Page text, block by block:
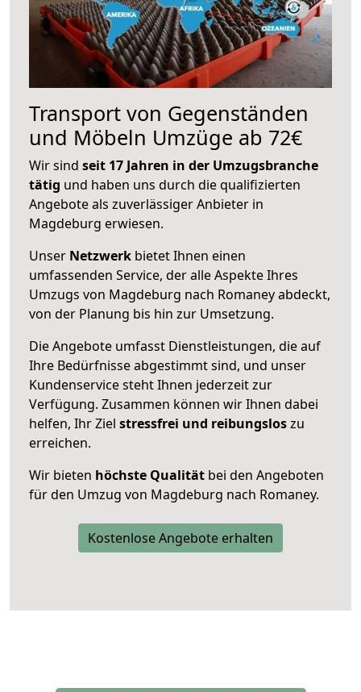
Transport von Gegenständen
und Möbeln Umzüge ab 72€
Wir sind seit 17 Jahren in der Umzugsbranche
tätig und haben uns durch die qualifizierten
Angebote als zuverlässiger Anbieter in
Magdeburg erwiesen.
Unser Netzwerk bietet Ihnen einen
umfassenden Service, der alle Aspekte Ihres
Umzugs von Magdeburg nach Romaney abdeckt,
von der Planung bis hin zur Umsetzung.
Die Angebote umfasst Dienstleistungen, die auf
Ihre Bedürfnisse abgestimmt sind, und unser
Kundenservice steht Ihnen jederzeit zur
Verfügung. Zusammen können wir Ihnen dabei
helfen, Ihr Ziel stressfrei und reibungsloszu
erreichen.
Wir bieten höchste Qualität bei den Angeboten
für den Umzug von Magdeburg nach Romaney.
Kostenlose Angebote erhalten